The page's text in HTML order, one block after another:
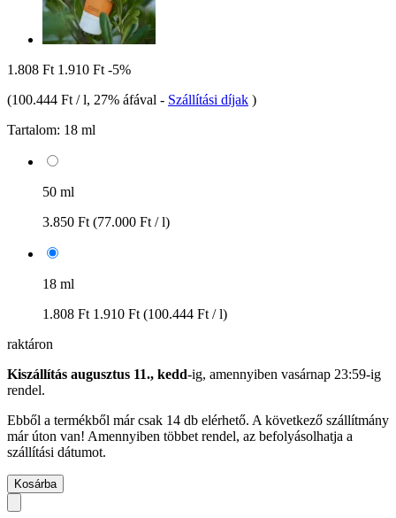
1.808 Ft 1.910 Ft -5%
(100.444 Ft / l, 27% áfával - Szállítási díjak )
Tartalom: 18 ml
50 ml
3.850 Ft (77.000 Ft / l)
18 ml
1.808 Ft 1.910 Ft (100.444 Ft / l)
raktáron
Kiszállítás augusztus 11., kedd-ig, amennyiben vasárnap 23:59-ig
rendel.
Ebből a termékből már csak 14 db elérhető. A következő szállítmány
már úton van! Amennyiben többet rendel, az befolyásolhatja a
szállítási dátumot.
Kosárba